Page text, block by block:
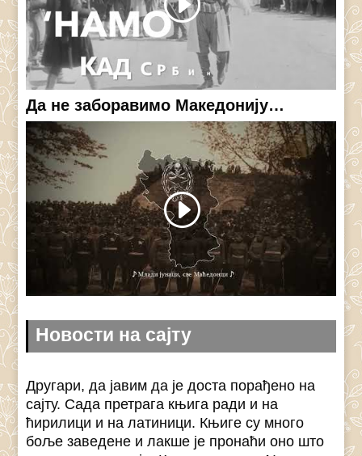
Да не заборавимо Македонију…
Новости на сајту
Другари, да јавим да је доста порађено на
сајту. Сада претрага књига ради и на
ћирилици и на латиници. Књиге су много
боље заведене и лакше је пронаћи оно што